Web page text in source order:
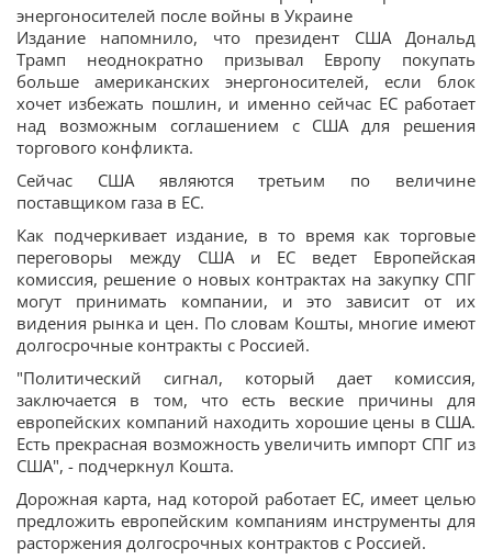
энергоносителей после войны в Украине
Издание напомнило, что президент США Дональд
Трамп неоднократно призывал Европу покупать
больше американских энергоносителей, если блок
хочет избежать пошлин, и именно сейчас ЕС работает
над возможным соглашением с США для решения
торгового конфликта.
Сейчас США являются третьим по величине
поставщиком газа в ЕС.
Как подчеркивает издание, в то время как торговые
переговоры между США и ЕС ведет Европейская
комиссия, решение о новых контрактах на закупку СПГ
могут принимать компании, и это зависит от их
видения рынка и цен. По словам Кошты, многие имеют
долгосрочные контракты с Россией.
"Политический сигнал, который дает комиссия,
заключается в том, что есть веские причины для
европейских компаний находить хорошие цены в США.
Есть прекрасная возможность увеличить импорт СПГ из
США", - подчеркнул Кошта.
Дорожная карта, над которой работает ЕС, имеет целью
предложить европейским компаниям инструменты для
расторжения долгосрочных контрактов с Россией.